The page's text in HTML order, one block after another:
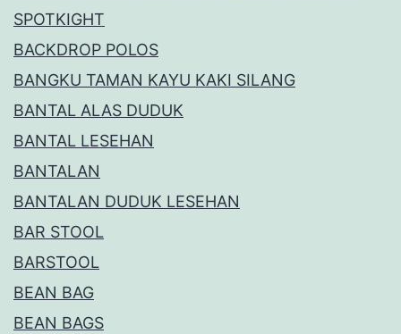
SPOTKIGHT
BACKDROP POLOS
BANGKU TAMAN KAYU KAKI SILANG
BANTAL ALAS DUDUK
BANTAL LESEHAN
BANTALAN
BANTALAN DUDUK LESEHAN
BAR STOOL
BARSTOOL
BEAN BAG
BEAN BAGS